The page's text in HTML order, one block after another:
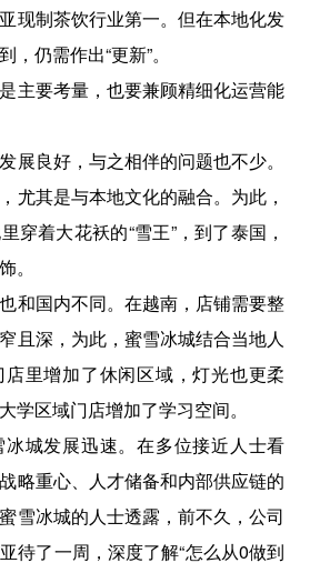
现制茶饮行业第一。但在本地化发
仍需作出“更新”。
主要考量，也要兼顾精细化运营能
展良好，与之相伴的问题也不少。
尤其是与本地文化的融合。为此，
穿着大花袄的“雪王”，到了泰国，
。
和国内不同。在越南，店铺需要整
且深，为此，蜜雪冰城结合当地人
里增加了休闲区域，灯光也更柔
学区域门店增加了学习空间。
城发展迅速。在多位接近人士看
略重心、人才储备和内部供应链的
雪冰城的人士透露，前不久，公司
待了一周，深度了解“怎么从0做到